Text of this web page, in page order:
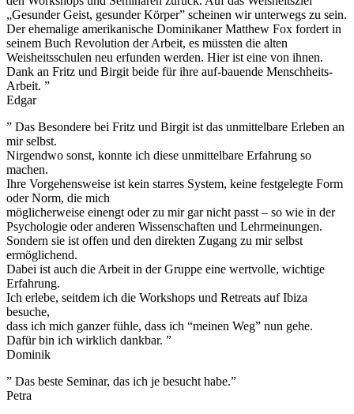
„Gesunder Geist, gesunder Körper” scheinen wir unterwegs zu sein.
Der ehemalige amerikanische Dominikaner Matthew Fox fordert in
seinem Buch Revolution der Arbeit, es müssten die alten
Weisheitsschulen neu erfunden werden. Hier ist eine von ihnen.
Dank an Fritz und Birgit beide für ihre auf-bauende Menschheits-
Arbeit. ”
Edgar
” Das Besondere bei Fritz und Birgit ist das unmittelbare Erleben an
mir selbst.
Nirgendwo sonst, konnte ich diese unmittelbare Erfahrung so
machen.
Ihre Vorgehensweise ist kein starres System, keine festgelegte Form
oder Norm, die mich
möglicherweise einengt oder zu mir gar nicht passt – so wie in der
Psychologie oder anderen Wissenschaften und Lehrmeinungen.
Sondern sie ist offen und den direkten Zugang zu mir selbst
ermöglichend.
Dabei ist auch die Arbeit in der Gruppe eine wertvolle, wichtige
Erfahrung.
Ich erlebe, seitdem ich die Workshops und Retreats auf Ibiza
besuche,
dass ich mich ganzer fühle, dass ich “meinen Weg” nun gehe.
Dafür bin ich wirklich dankbar. ”
Dominik
” Das beste Seminar, das ich je besucht habe.”
Petra